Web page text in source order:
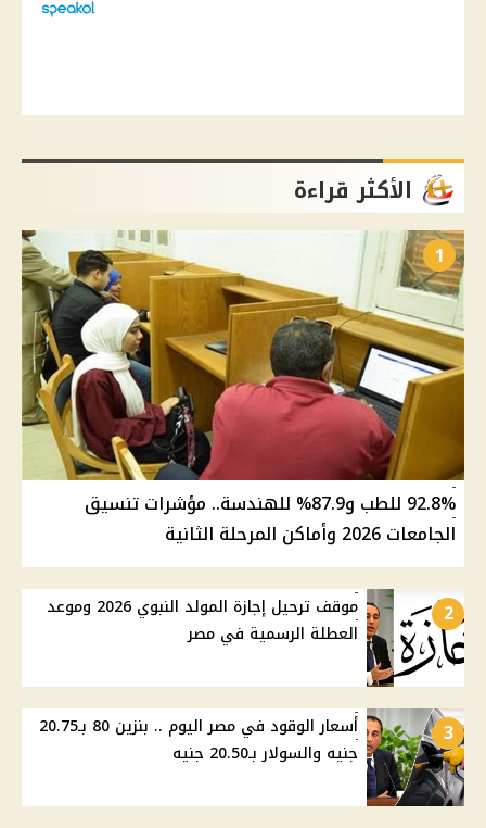
الأكثر قراءة
1
92.8% للطب و87.9% للهندسة.. مؤشرات تنسيق
الجامعات 2026 وأماكن المرحلة الثانية
2
موقف ترحيل إجازة المولد النبوي 2026 وموعد
العطلة الرسمية في مصر
3
أسعار الوقود في مصر اليوم .. بنزين 80 بـ20.75
جنيه والسولار بـ20.50 جنيه